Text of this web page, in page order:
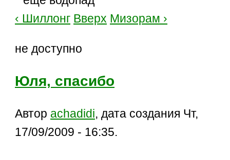
‹ Шиллонг Вверх Мизорам ›
не доступно
Юля, спасибо
Автор achadidi, дата создания Чт,
17/09/2009 - 16:35.